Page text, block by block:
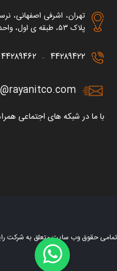
تهران، اشرفی اصفهانی،
پلاک ۵۳، طبقه ی اول، واحد ۲
۴۴۲۸۹۴۲۲ – ۴۴۲۸۹۴۶۲ (۰۲۱)
با ما در شبکه های اجتماعی
تمامی حقوق وب سایت متعلق به شرکت